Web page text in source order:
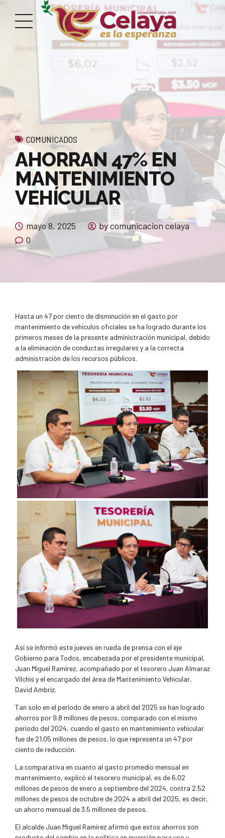
COMUNICADOS
AHORRAN 47% EN
MANTENIMIENTO
VEHÍCULAR
mayo 8, 2025
by comunicacion celaya
0
Hasta un 47 por ciento de disminución en el gasto por
mantenimiento de vehículos oficiales se ha logrado durante los
primeros meses de la presente administración municipal, debido
a la eliminación de conductas irregulares y a la correcta
administración de los recursos públicos.
Así se informó este jueves en rueda de prensa con el eje
Gobierno para Todos, encabezada por el presidente municipal,
Juan Miguel Ramírez, acompañado por el tesorero Juan Almaraz
Vilchis y el encargado del área de Mantenimiento Vehicular,
David Ambriz.
Tan solo en el periodo de enero a abril del 2025 se han logrado
ahorros por 9.8 millones de pesos, comparado con el mismo
periodo del 2024, cuando el gasto en mantenimiento vehicular
fue de 21.05 millones de pesos, lo que representa un 47 por
ciento de reducción.
La comparativa en cuanto al gasto promedio mensual en
mantenimiento, explicó el tesorero municipal, es de 6.02
millones de pesos de enero a septiembre del 2024, contra 2.52
millones de pesos de octubre de 2024 a abril del 2025, es decir,
un ahorro mensual de 3.5 millones de pesos.
El alcalde Juan Miguel Ramírez afirmó que estos ahorros son